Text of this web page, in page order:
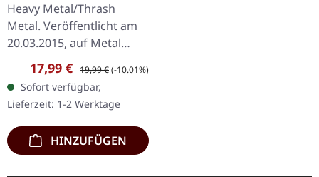
Heavy Metal/Thrash
Metal. Veröffentlicht am
20.03.2015, auf Metal
Blade Records. Blaues
Vinyl, limitiert auf 200
handnummerierte
Exemplare. THRUST…
Verkaufspreis:
17,99 € Regulärer Preis:
19,99 €(-10.01%)
Sofort verfügbar,
Lieferzeit: 1-2 Werktage
HINZUFÜGEN